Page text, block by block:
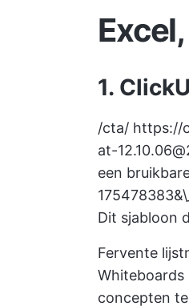
1.
/cta/ https://
at-
een
Dit sjabloon
Fervente
Whiteboards
concepten